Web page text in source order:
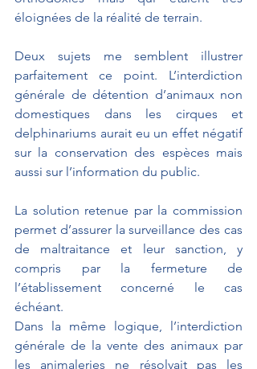
éloignées de la réalité de terrain.
Deux sujets me semblent illustrer
parfaitement ce point. L’interdiction
générale de détention d’animaux non
domestiques dans les cirques et
delphinariums aurait eu un effet négatif
sur la conservation des espèces mais
aussi sur l’information du public.
La solution retenue par la commission
permet d’assurer la surveillance des cas
de maltraitance et leur sanction, y
compris par la fermeture de
l’établissement concerné le cas
échéant.
Dans la même logique, l’interdiction
générale de la vente des animaux par
les animaleries ne résolvait pas les